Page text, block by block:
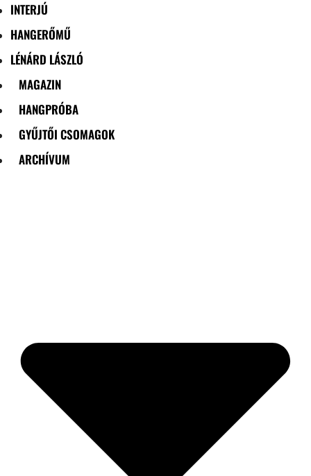
INTERJÚ
HANGERŐMŰ
LÉNÁRD LÁSZLÓ
MAGAZIN
HANGPRÓBA
GYŰJTŐI CSOMAGOK
ARCHÍVUM